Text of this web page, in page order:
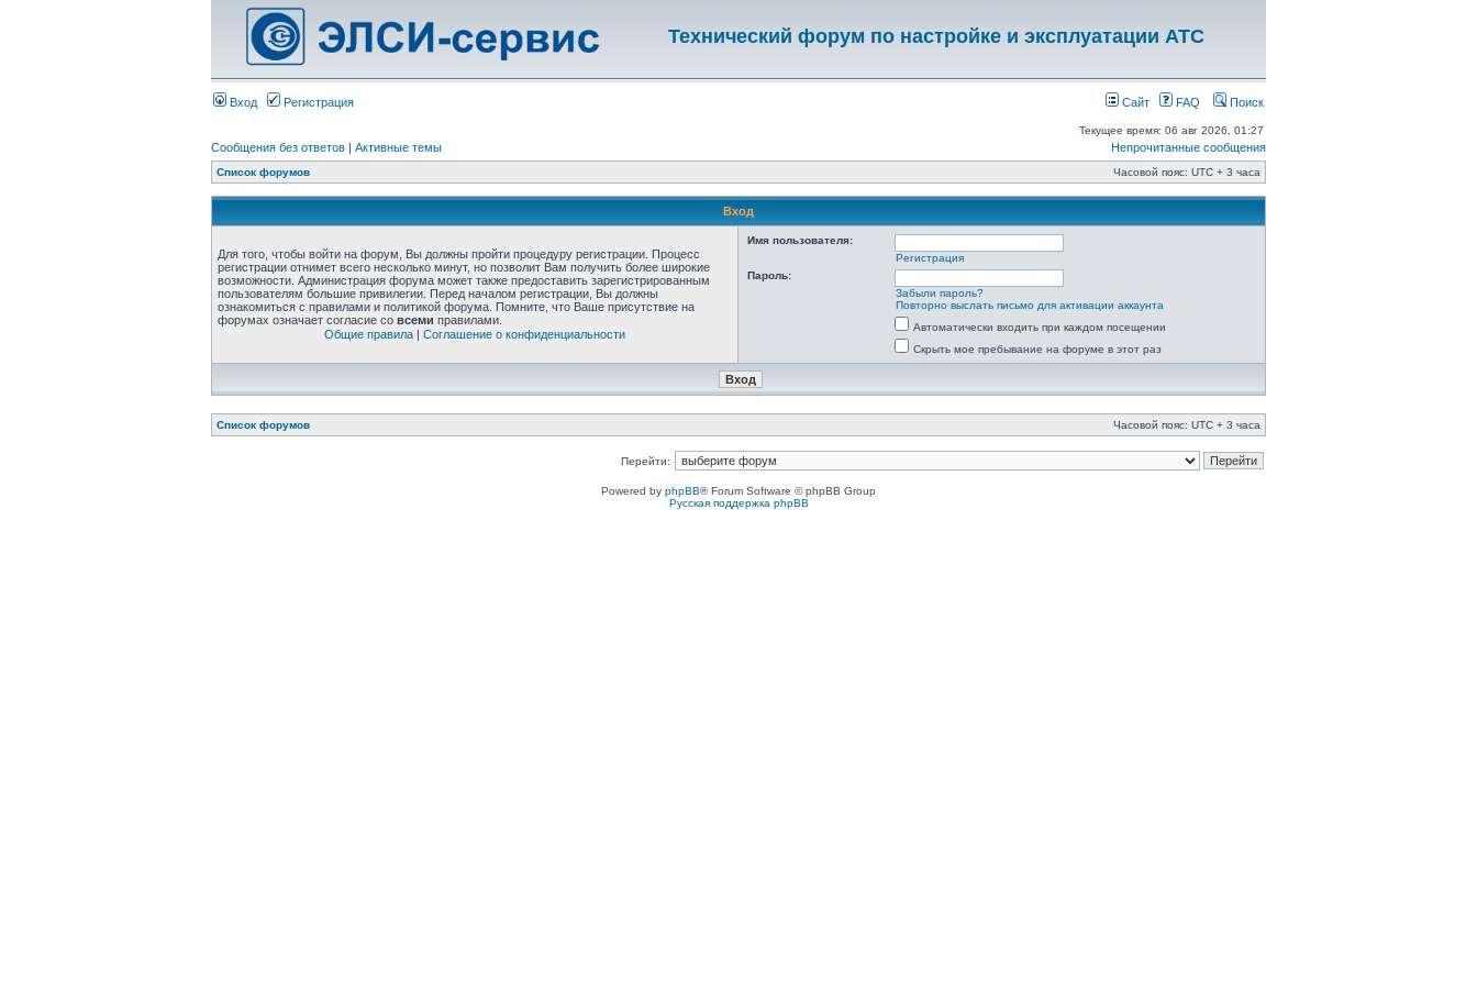
Технический форум по настройке и эксплуатации АТС
Вход Регистрация Сайт FAQ Поиск
Текущее время: 06 авг 2026, 01:27
Сообщения без ответов | Активные темы Непрочитанные сообщения
Список форумов Часовой пояс: UTC + 3 часа
Вход
Для того, чтобы войти на форум, Вы должны пройти процедуру регистрации. Процесс
регистрации отнимет всего несколько минут, но позволит Вам получить более широкие
возможности. Администрация форума может также предоставить зарегистрированным
пользователям большие привилегии. Перед началом регистрации, Вы должны
ознакомиться с правилами и политикой форума. Помните, что Ваше присутствие на
форумах означает согласие со всеми правилами.
Общие правила | Соглашение о конфиденциальности
Имя пользователя:
Регистрация
Пароль:
Забыли пароль?
Повторно выслать письмо для активации аккаунта
Автоматически входить при каждом посещении
Скрыть мое пребывание на форуме в этот раз
Список форумов Часовой пояс: UTC + 3 часа
Перейти:
Powered by phpBB® Forum Software © phpBB Group
Русская поддержка phpBB